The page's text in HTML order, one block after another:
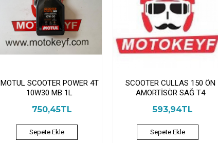
MOTUL SCOOTER POWER 4T
10W30 MB 1L
750,45TL
Sepete Ekle
SCOOTER CULLAS 150 ÖN
AMORTİSÖR SAĞ T4
593,94TL
Sepete Ekle